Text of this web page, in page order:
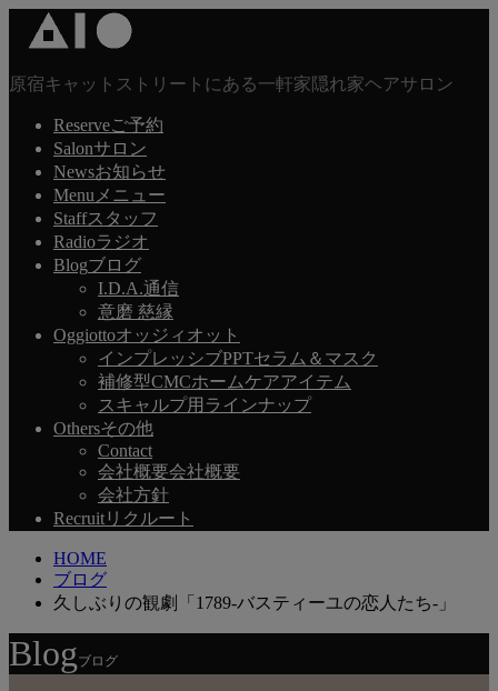
原宿キャットストリートにある一軒家隠れ家ヘアサロン
Reserveご予約
Salonサロン
Newsお知らせ
Menu メニュー
Staffスタッフ
Radioラジオ
Blogブログ
I.D.A.通信
意磨 慈縁
Oggiottoオッジィオット
インプレッシブPPTセラム＆マスク
補修型CMCホームケアアイテム
スキャルプ用ラインナップ
Othersその他
Contact
会社概要会社概要
会社方針
Recruit リクルート
HOME
ブログ
久しぶりの観劇「1789-バスティーユの恋人たち-」
Blogブログ